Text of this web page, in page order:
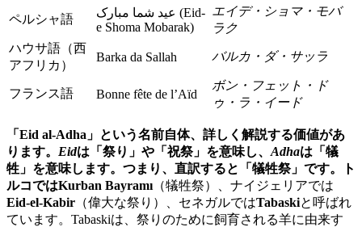
ペルシャ語
عید شما مبارک (Eid-
e Shoma Mobarak)
エイデ・ショマ・モバ
ラク
ハウサ語（西
アフリカ）
Barka da Sallah バルカ・ダ・サッラ
フランス語 Bonne fête de l’Aïd
ボン・フェット・ド
ゥ・ラ・イード
「Eid al-Adha」 という名前自体、詳しく解説する価値があ
ります。 Eidは「祭り」や「祝祭」を意味し、 Adhaは「犠
牲」を意味します。つまり、直訳すると「犠牲祭」です。ト
ルコではKurban Bayramı （犠牲祭）、ナイジェリアでは
Eid-el-Kabir （偉大な祭り）、セネガルではTabaskiと呼ばれ
ています。Tabaskiは、祭りのために飼育される羊に由来す